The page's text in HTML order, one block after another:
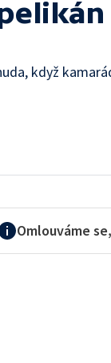
když
Omlouváme